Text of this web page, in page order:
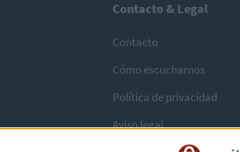
Contacto & Legal
Contacto
Cómo escucharnos
Política de privacidad
Aviso legal